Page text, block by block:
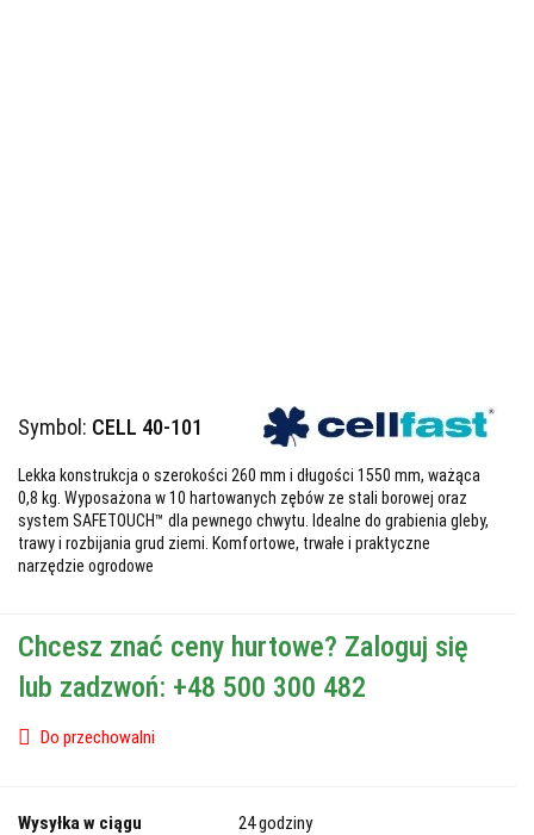
Symbol: CELL 40-101
Lekka konstrukcja o szerokości 260 mm i długości 1550 mm, ważąca
0,8 kg. Wyposażona w 10 hartowanych zębów ze stali borowej oraz
system SAFETOUCH™ dla pewnego chwytu. Idealne do grabienia gleby,
trawy i rozbijania grud ziemi. Komfortowe, trwałe i praktyczne
narzędzie ogrodowe
Chcesz znać ceny hurtowe? Zaloguj się
lub zadzwoń: +48 500 300 482
Do przechowalni
Wysyłka w ciągu 24 godziny